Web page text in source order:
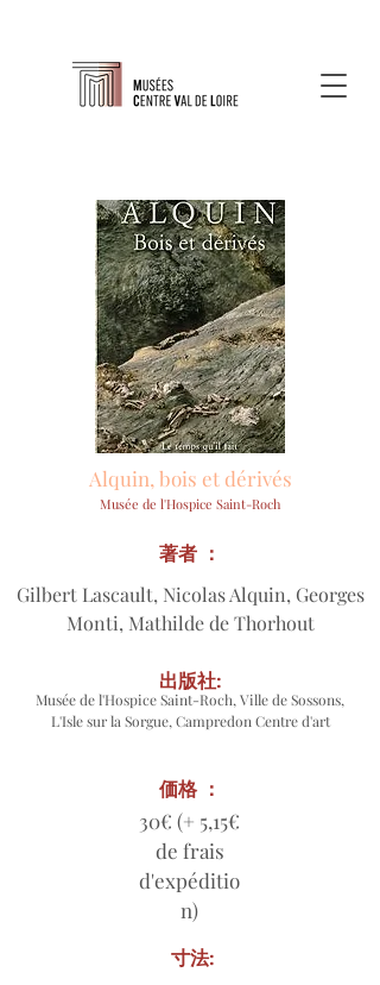
Alquin, bois et dérivés
Musée de l'Hospice Saint-Roch
Gilbert Lascault, Nicolas Alquin, Georges
Monti, Mathilde de Thorhout
著者 ：
Musée de l'Hospice Saint-Roch, Ville de Sossons,
L'Isle sur la Sorgue, Campredon Centre d'art
出版社:
価格 ：
30€ (+ 5,15€
de frais
d'expéditio
n)
寸法: